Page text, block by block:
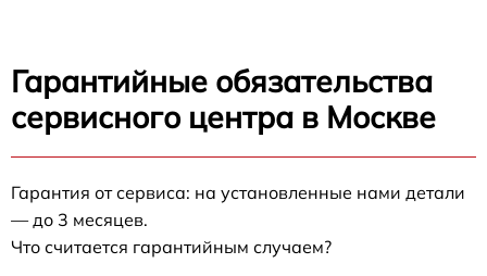
Гарантийные обязательства
сервисного центра в Москве
Гарантия от сервиса: на установленные нами детали
— до 3 месяцев.
Что считается гарантийным случаем?